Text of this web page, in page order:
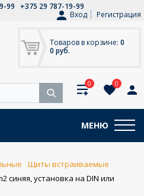
99
+375 29 787-19-99
Вход
Регистрация
Товаров в корзине: 0
0 руб.
0 0
МЕНЮ
Щиты встраиваемые
синяя, установка на DIN или